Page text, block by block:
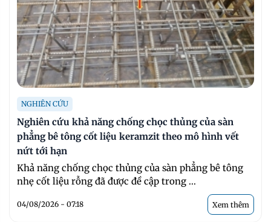
NGHIÊN CỨU
Nghiên cứu khả năng chống chọc thủng của sàn
phẳng bê tông cốt liệu keramzit theo mô hình vết
nứt tới hạn
Khả năng chống chọc thủng của sàn phẳng bê tông
nhẹ cốt liệu rỗng đã được đề cập trong ...
04/08/2026 - 07:18 Xem thêm